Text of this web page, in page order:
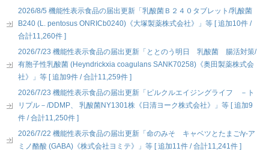
2026/8/5 機能性表示食品の届出更新「乳酸菌Ｂ２４０タブレット/乳酸菌
B240 (L. pentosus ONRICb0240)《大塚製薬株式会社》」等 [ 追加10件 /
合計11,260件 ]
2026/7/23 機能性表示食品の届出更新「ととのう明日 乳酸菌 腸活対策/
有胞子性乳酸菌 (Heyndrickxia coagulans SANK70258)《奥田製薬株式会
社》」等 [ 追加9件 / 合計11,259件 ]
2026/7/23 機能性表示食品の届出更新「ピルクルエイジングライフ －ト
リプル－/DDMP、 乳酸菌NY1301株《日清ヨーク株式会社》」等 [ 追加9
件 / 合計11,250件 ]
2026/7/22 機能性表示食品の届出更新「命のみそ キャベツとたまご/γ-ア
ミノ酪酸 (GABA)《株式会社ヨミテ》」等 [ 追加11件 / 合計11,241件 ]